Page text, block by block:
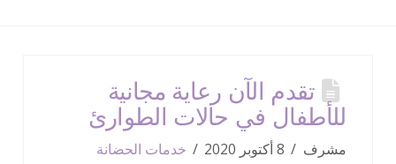
تقدم الآن رعاية مجانية
للأطفال في حالات الطوارئ
مشرف 8 أكتوبر 2020 خدمات الحضانة